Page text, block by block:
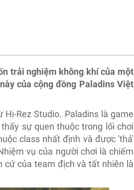
trải nghiệm không khí của một
của cộng đồng Paladins Việt
Rez Studio. Paladins là game
sự quen thuộc trong lối chơi
class nhất định và được 'thả'
vụ của người chơi là chiếm
cứ của team địch và tất nhiên là